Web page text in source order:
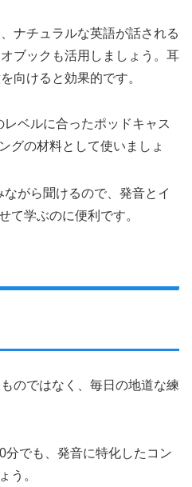
ナチュラルな英語が話される
ブックも活用しましょう。耳
向けると効果的です。
レベルに合ったポッドキャス
グの材料として使いましょ
ながら聞けるので、発音とイ
て学ぶのに便利です。
のではなく、毎日の地道な練
分でも、発音に特化したコン
う。